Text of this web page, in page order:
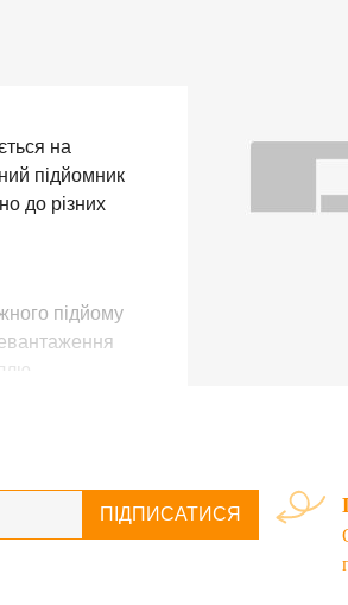
на
підйомник
до різних
підйому
ПІДПИСАТИСЯ